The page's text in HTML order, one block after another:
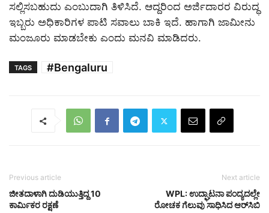
ಸಲ್ಲಿಸಬಹುದು ಎಂಬುದಾಗಿ ತಿಳಿಸಿದೆ. ಆದ್ದರಿಂದ ಅರ್ಜಿದಾರರ ವಿರುದ್ಧ
ಇಬ್ಬರು ಅಧಿಕಾರಿಗಳ ಪಾಟಿ ಸವಾಲು ಬಾಕಿ ಇದೆ. ಹಾಗಾಗಿ ಜಾಮೀನು
ಮಂಜೂರು ಮಾಡಬೇಕು ಎಂದು ಮನವಿ ಮಾಡಿದರು.
TAGS #Bengaluru
Previous article
ಜೀತದಾಳಾಗಿ ದುಡಿಯುತ್ತಿದ್ದ 10
ಕಾರ್ಮಿಕರ ರಕ್ಷಣೆ
Next article
WPL: ಉದ್ಘಾಟನಾ ಪಂದ್ಯದಲ್ಲೇ
ರೋಚಕ ಗೆಲುವು ಸಾಧಿಸಿದ ಆರ್‌ಸಿಬಿ